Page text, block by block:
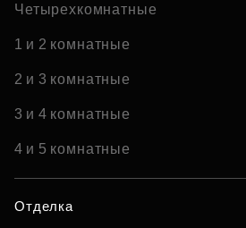
Четырехкомнатные
1 и 2 комнатные
2 и 3 комнатные
3 и 4 комнатные
4 и 5 комнатные
Отделка